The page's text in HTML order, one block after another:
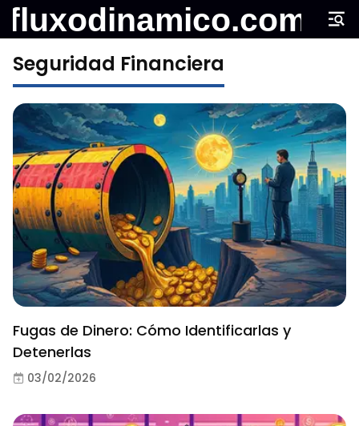
Seguridad Financiera
Fugas de Dinero: Cómo Identificarlas y
Detenerlas
03/02/2026